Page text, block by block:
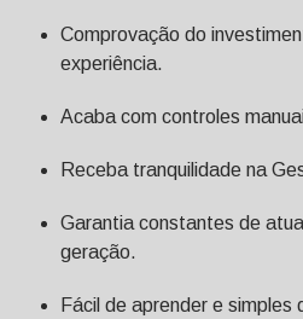
Comprovação do
experiência.
Acaba com controles
Receba tranquilidade na
Garantia constantes de
geração.
Fácil de aprender e simples